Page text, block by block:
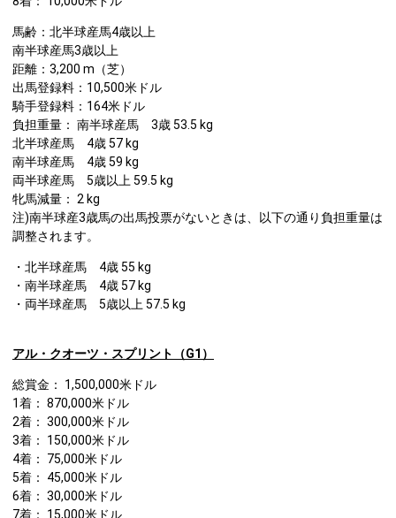
馬齢：北半球産馬4歳以上
南半球産馬3歳以上
距離：3,200 m（芝）
出馬登録料：10,500米ドル
騎手登録料：164米ドル
負担重量： 南半球産馬 3歳 53.5 kg
北半球産馬 4歳 57 kg
南半球産馬 4歳 59 kg
両半球産馬 5歳以上 59.5 kg
牝馬減量： 2 kg
注)南半球産3歳馬の出馬投票がないときは、以下の通り負担重量は
調整されます。
・北半球産馬 4歳 55 kg
・南半球産馬 4歳 57 kg
・両半球産馬 5歳以上 57.5 kg
アル・クオーツ・スプリント（G1）
総賞金： 1,500,000米ドル
1着： 870,000米ドル
2着： 300,000米ドル
3着： 150,000米ドル
4着： 75,000米ドル
5着： 45,000米ドル
6着： 30,000米ドル
7着： 15,000米ドル